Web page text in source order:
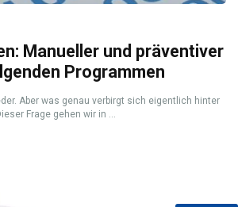
Manueller und präventiver
Programmen
Aber was genau verbirgt sich eigentlich hinter
Frage gehen wir in ...